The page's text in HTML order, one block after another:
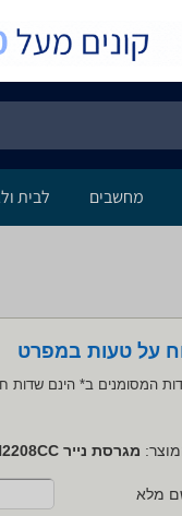
מחשבים לבית
על טעות במפרט
המסומנים ב* הינם שדות
מגרסת נייר Ofitech BN2208CC
מלא